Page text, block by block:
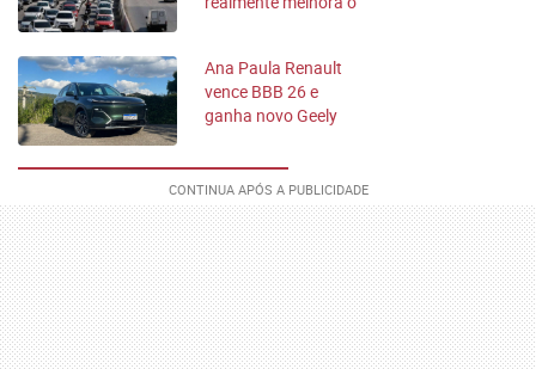
Ana Paula Renault
vence BBB 26 e
ganha novo Geely